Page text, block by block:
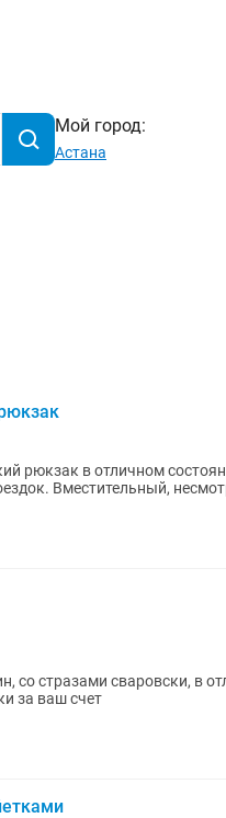
Мой город:
Астана
рюкзак в отличном
Вместительный,
со стразами сваровски, в
за ваш счет